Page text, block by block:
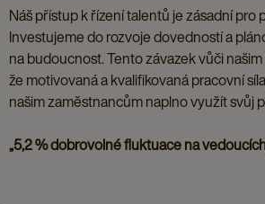
Náš přístup k řízení talentů je zásadní
Investujeme do rozvoje dovedností a
na budoucnost. Tento závazek vůči
že motivovaná a kvalifikovaná pracovní
našim zaměstnancům naplno využít svůj
„5,2 % dobrovolné fluktuace na